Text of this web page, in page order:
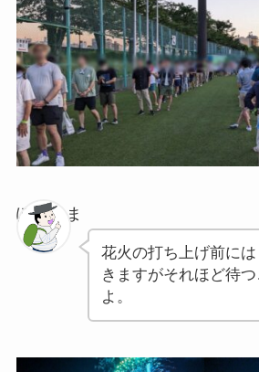
ぽちゃま
花火の打ち上げ前に
きますがそれほど待
よ。